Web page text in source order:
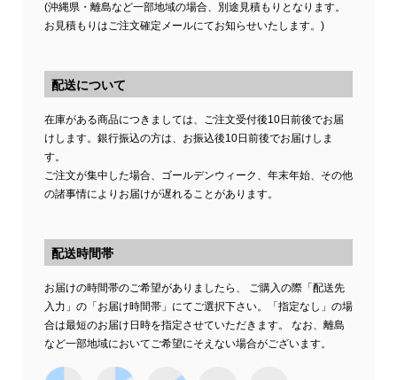
(沖縄県・離島など一部地域の場合、別途見積もりとなります。
お見積もりはご注文確定メールにてお知らせいたします。)
配送について
在庫がある商品につきましては、ご注文受付後10日前後でお届
けします。銀行振込の方は、お振込後10日前後でお届けしま
す。
ご注文が集中した場合、ゴールデンウィーク、年末年始、その他
の諸事情によりお届けが遅れることがあります。
配送時間帯
お届けの時間帯のご希望がありましたら、 ご購入の際「配送先
入力」の「お届け時間帯」にてご選択下さい。「指定なし」の場
合は最短のお届け日時を指定させていただきます。 なお、離島
など一部地域においてご希望にそえない場合がございます。